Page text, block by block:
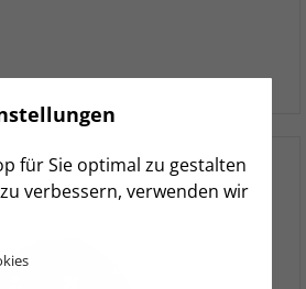
für Sie optimal zu gestalten
verbessern, verwenden wir